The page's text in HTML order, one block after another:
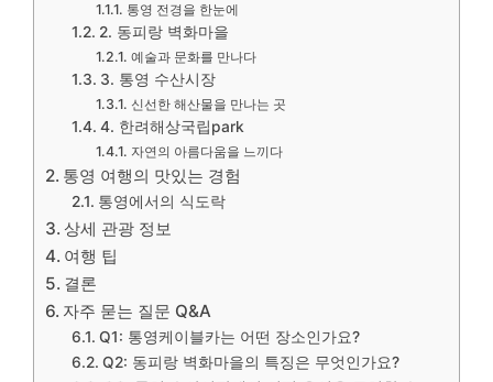
통영 전경을 한눈에
2. 동피랑 벽화마을
예술과 문화를 만나다
3. 통영 수산시장
신선한 해산물을 만나는 곳
4. 한려해상국립park
자연의 아름다움을 느끼다
통영 여행의 맛있는 경험
통영에서의 식도락
상세 관광 정보
여행 팁
결론
자주 묻는 질문 Q&A
Q1: 통영케이블카는 어떤 장소인가요?
Q2: 동피랑 벽화마을의 특징은 무엇인가요?